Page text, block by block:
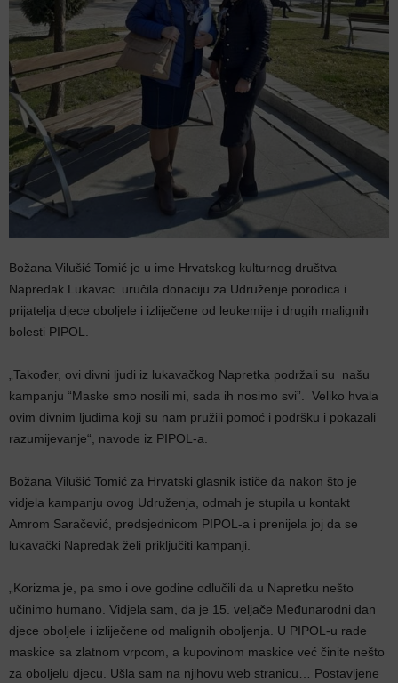
Božana Vilušić Tomić je u ime Hrvatskog kulturnog društva
Napredak Lukavac uručila donaciju za Udruženje porodica i
prijatelja djece oboljele i izliječene od leukemije i drugih malignih
bolesti PIPOL.
„Također, ovi divni ljudi iz lukavačkog Napretka podržali su našu
kampanju “Maske smo nosili mi, sada ih nosimo svi”. Veliko hvala
ovim divnim ljudima koji su nam pružili pomoć i podršku i pokazali
razumijevanje“, navode iz PIPOL-a.
Božana Vilušić Tomić za Hrvatski glasnik ističe da nakon što je
vidjela kampanju ovog Udruženja, odmah je stupila u kontakt
Amrom Saračević, predsjednicom PIPOL-a i prenijela joj da se
lukavački Napredak želi priključiti kampanji.
„Korizma je, pa smo i ove godine odlučili da u Napretku nešto
učinimo humano. Vidjela sam, da je 15. veljače Međunarodni dan
djece oboljele i izliječene od malignih oboljenja. U PIPOL-u rade
maskice sa zlatnom vrpcom, a kupovinom maskice već činite nešto
za oboljelu djecu. Ušla sam na njihovu web stranicu… Postavljene